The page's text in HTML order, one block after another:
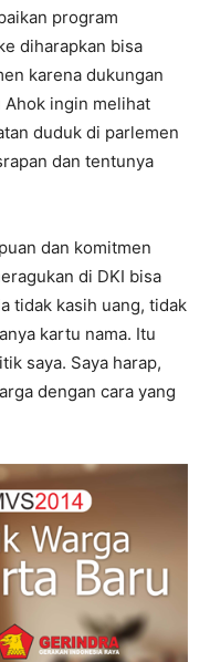
program
diharapkan bisa
karena dukungan
Ahok ingin melihat
duduk di parlemen
dan tentunya
dan komitmen
di DKI bisa
tidak kasih uang, tidak
kartu nama. Itu
saya. Saya harap,
dengan cara yang